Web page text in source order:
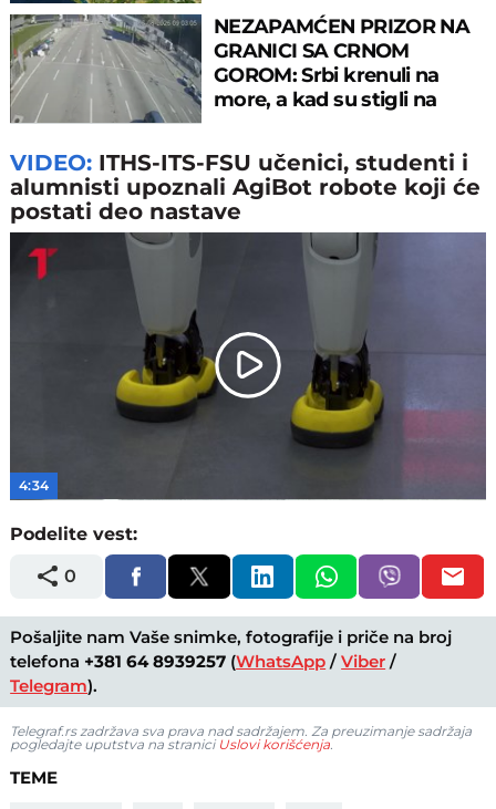
NEZAPAMĆEN PRIZOR NA
GRANICI SA CRNOM
GOROM: Srbi krenuli na
more, a kad su stigli na
VIDEO: ITHS-ITS-FSU učenici, studenti i
alumnisti upoznali AgiBot robote koji će
postati deo nastave
Play
Video
4:34
Podelite vest:
0
Pošaljite nam Vaše snimke, fotografije i priče na broj
telefona +381 64 8939257 (WhatsApp /Viber /
Telegram).
Telegraf.rs zadržava sva prava nad sadržajem. Za preuzimanje sadržaja
pogledajte uputstva na stranici Uslovi korišćenja.
TEME